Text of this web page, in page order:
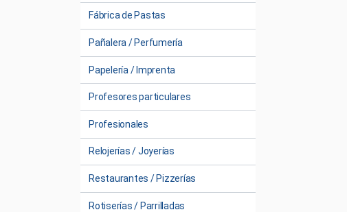
Fábrica de Pastas
Pañalera / Perfumería
Papelería / Imprenta
Profesores particulares
Profesionales
Relojerías / Joyerías
Restaurantes / Pizzerías
Rotiserías / Parrilladas